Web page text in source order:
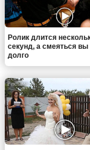
Ролик длится
секунд, а смеяться вы
долго